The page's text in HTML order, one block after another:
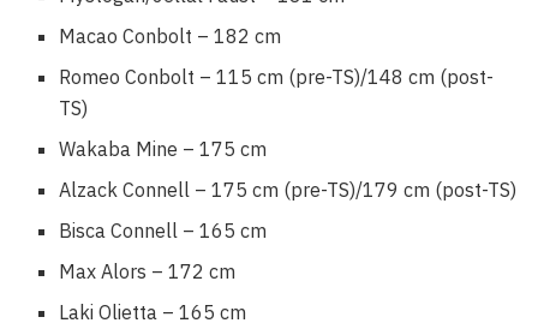
Macao Conbolt – 182 cm
Romeo Conbolt – 115 cm (pre-TS)/148 cm (post-
TS)
Wakaba Mine – 175 cm
Alzack Connell – 175 cm (pre-TS)/179 cm (post-TS)
Bisca Connell – 165 cm
Max Alors – 172 cm
Laki Olietta – 165 cm